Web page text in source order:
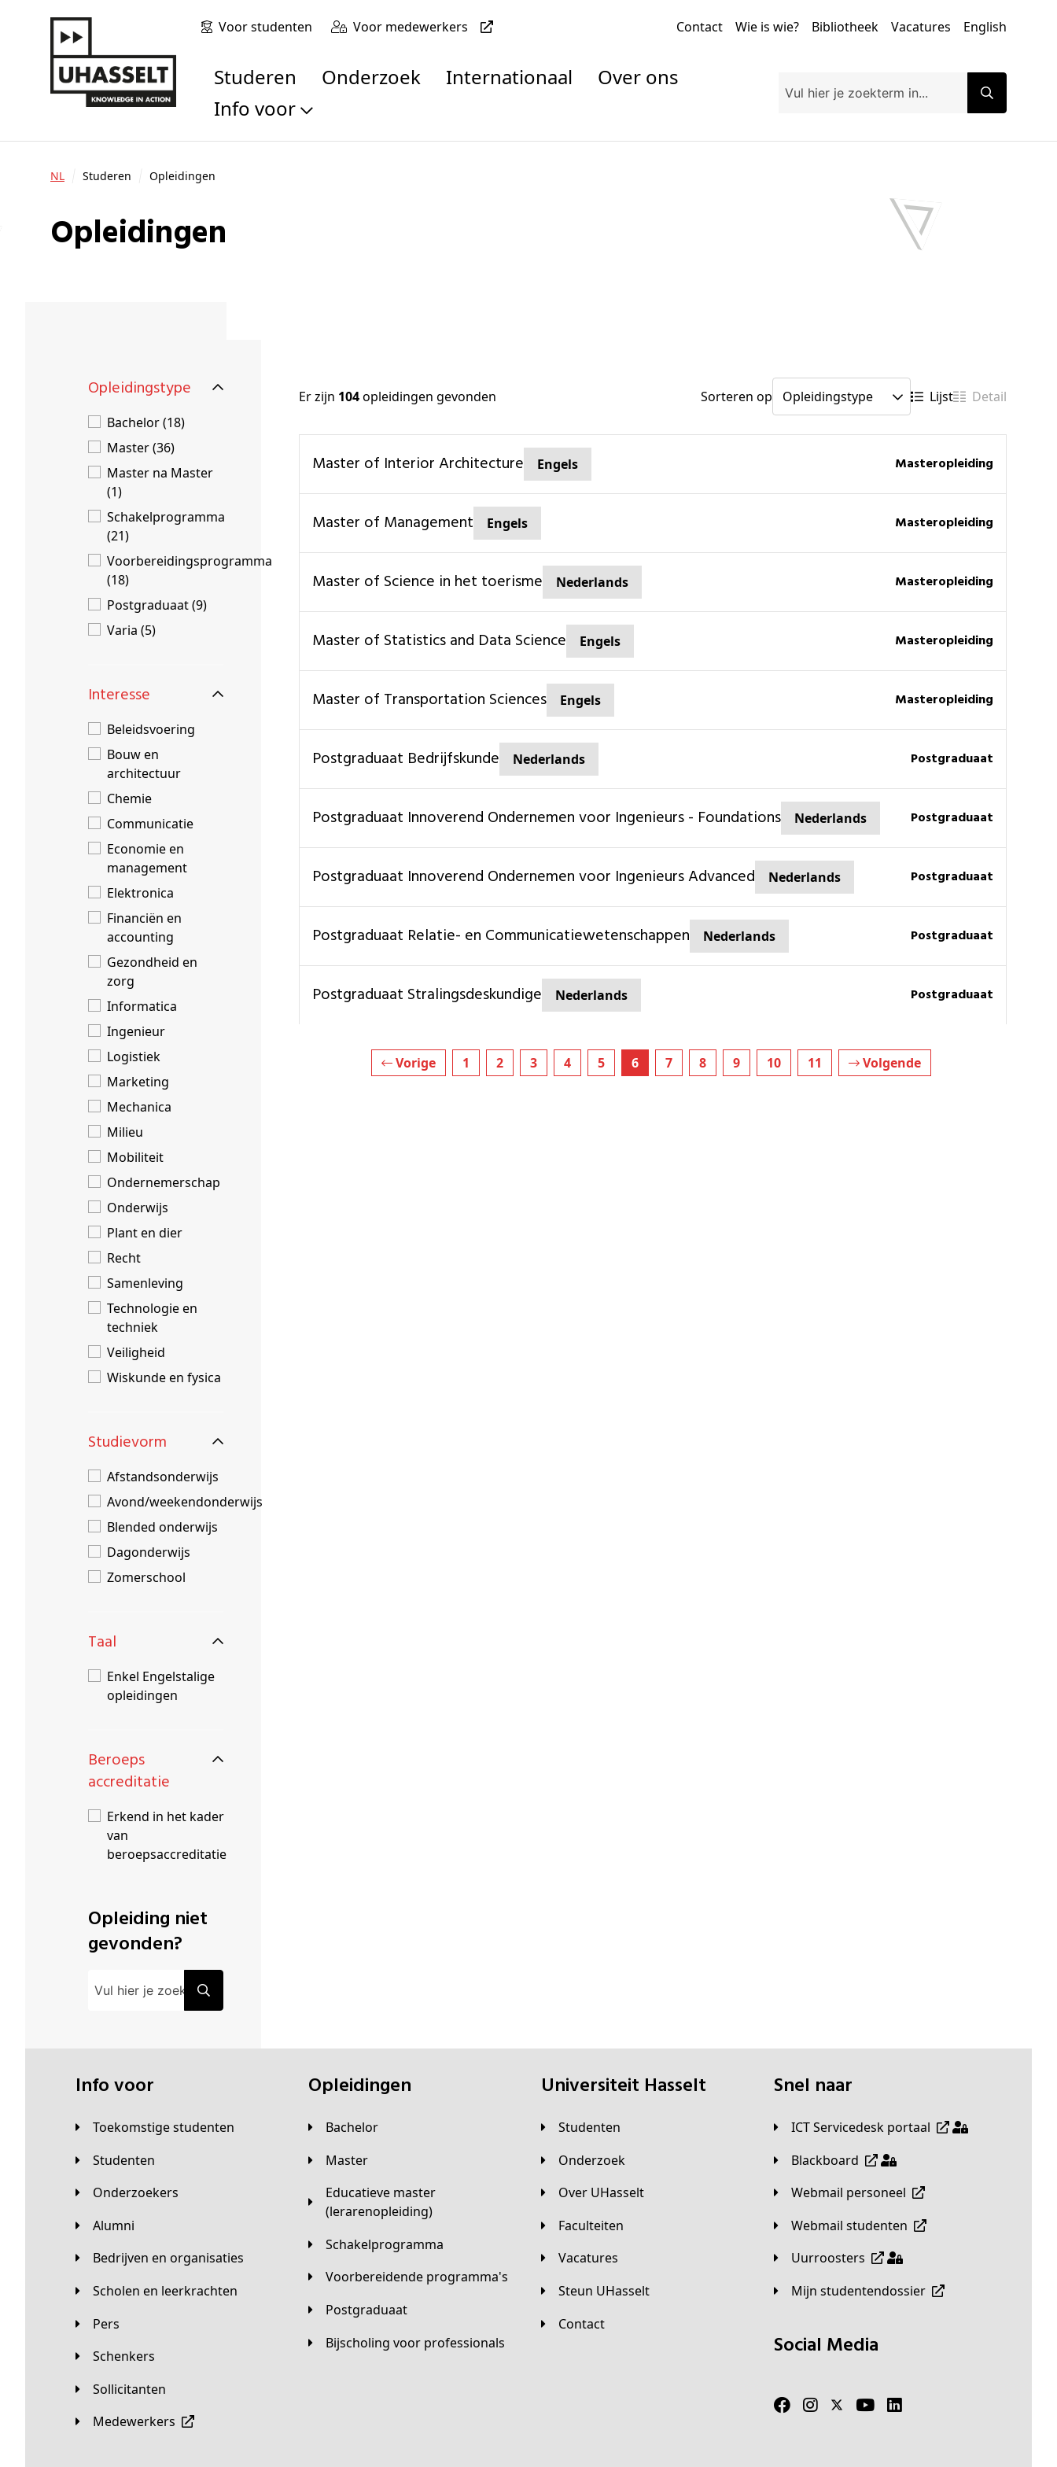
Voor studenten Voor medewerkers Contact Wie is wie? Bibliotheek Vacatures English
Studeren Onderzoek Internationaal
Over ons
Info voor
Toekomstige studenten
NL Studeren Opleidingen
Opleidingen
Opleidingstype
Bachelor (18)
Master (36)
Master na Master
(1)
Schakelprogramma
(21)
Voorbereidingsprogramma
(18)
Postgraduaat (9)
Varia (5)
Interesse
Beleidsvoering
Bouw en
architectuur
Chemie
Communicatie
Economie en
management
Elektronica
Financiën en
accounting
Gezondheid en
zorg
Informatica
Ingenieur
Logistiek
Marketing
Mechanica
Milieu
Mobiliteit
Ondernemerschap
Onderwijs
Plant en dier
Recht
Samenleving
Technologie en
techniek
Veiligheid
Wiskunde en fysica
Studievorm
Afstandsonderwijs
Avond/weekendonderwijs
Blended onderwijs
Dagonderwijs
Zomerschool
Taal
Enkel Engelstalige
opleidingen
Beroeps
accreditatie
Erkend in het kader
van
beroepsaccreditatie
Opleiding niet
gevonden?
Er zijn 104opleidingen gevonden Sorteren op Lijst Detail
Master of Interior Architecture Engels masteropleiding
Master of Management Engels masteropleiding
Master of Science in het toerisme Nederlands masteropleiding
Master of Statistics and Data Science Engels masteropleiding
Master of Transportation Sciences Engels masteropleiding
Postgraduaat Bedrijfskunde Nederlands Postgraduaat
Postgraduaat Innoverend Ondernemen voor Ingenieurs - Foundations Nederlands Postgraduaat
Postgraduaat Innoverend Ondernemen voor Ingenieurs Advanced Nederlands Postgraduaat
Postgraduaat Relatie- en Communicatiewetenschappen Nederlands Postgraduaat
Postgraduaat Stralingsdeskundige Nederlands Postgraduaat
Vorige 1 2 3 4 5 6 7 8 9 10 11 Volgende
Info voor
Toekomstige studenten
Studenten
Onderzoekers
Alumni
Bedrijven en organisaties
Scholen en leerkrachten
Pers
Schenkers
Sollicitanten
Medewerkers
Opleidingen
Bachelor
Master
Educatieve master
(lerarenopleiding)
Schakelprogramma
Voorbereidende programma's
Postgraduaat
Bijscholing voor professionals
universiteit Hasselt
Studenten
Onderzoek
Over UHasselt
Faculteiten
Vacatures
Steun UHasselt
Contact
Snel naar
ICT Servicedesk portaal
Blackboard
Webmail personeel
Webmail studenten
Uurroosters
Mijn studentendossier
Social Media